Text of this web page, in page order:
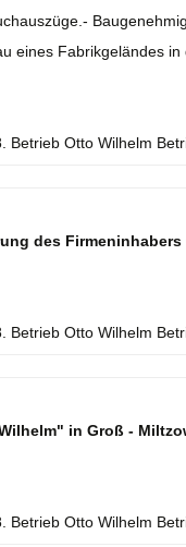
eines Fabrikgeländes in
Betrieb Otto Wilhelm
des
Betrieb Otto Wilhelm
in Groß -
Betrieb Otto Wilhelm